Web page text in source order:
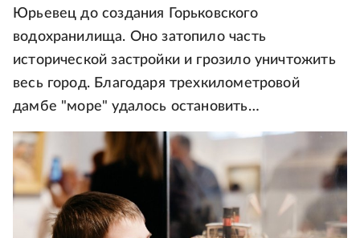
Юрьевец до создания Горьковского
водохранилища. Оно затопило часть
исторической застройки и грозило уничтожить
весь город. Благодаря трехкилометровой
дамбе "море" удалось остановить…